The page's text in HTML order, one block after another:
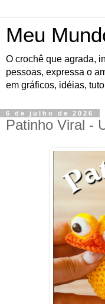
Meu
O crochê que agrada,
pessoas, expressa o
em gráficos, idéias,
6 de julho de 2026
Patinho Viral -